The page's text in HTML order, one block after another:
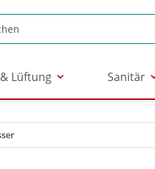
Lüftung Sanitär